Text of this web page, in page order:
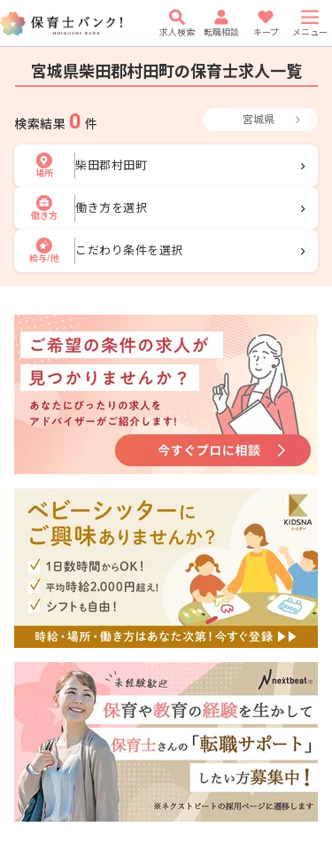
求人検索 転職相談 キープ メニュー
宮城県柴田郡村田町の保育士求人一覧
検索結果 0 件 宮城県
場所
柴田郡村田町
働き方
働き方を選択
給与/他
こだわり条件を選択